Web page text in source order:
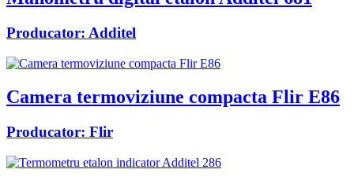
Producator: Additel
Camera termoviziune compacta Flir E86
Producator: Flir